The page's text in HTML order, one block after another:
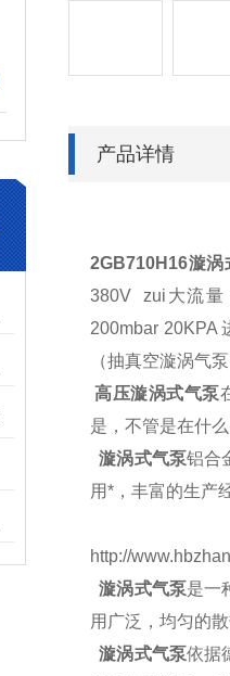
产品详情
2GB710H16漩涡
380V zui大流量
200mbar 20KPA
（抽真空漩涡气
高压漩涡式气泵
是，不管是在什
漩涡式气泵铝合
用*，丰富的生产
http://
漩涡式气泵是一
用广泛，均匀的
漩涡式气泵依据